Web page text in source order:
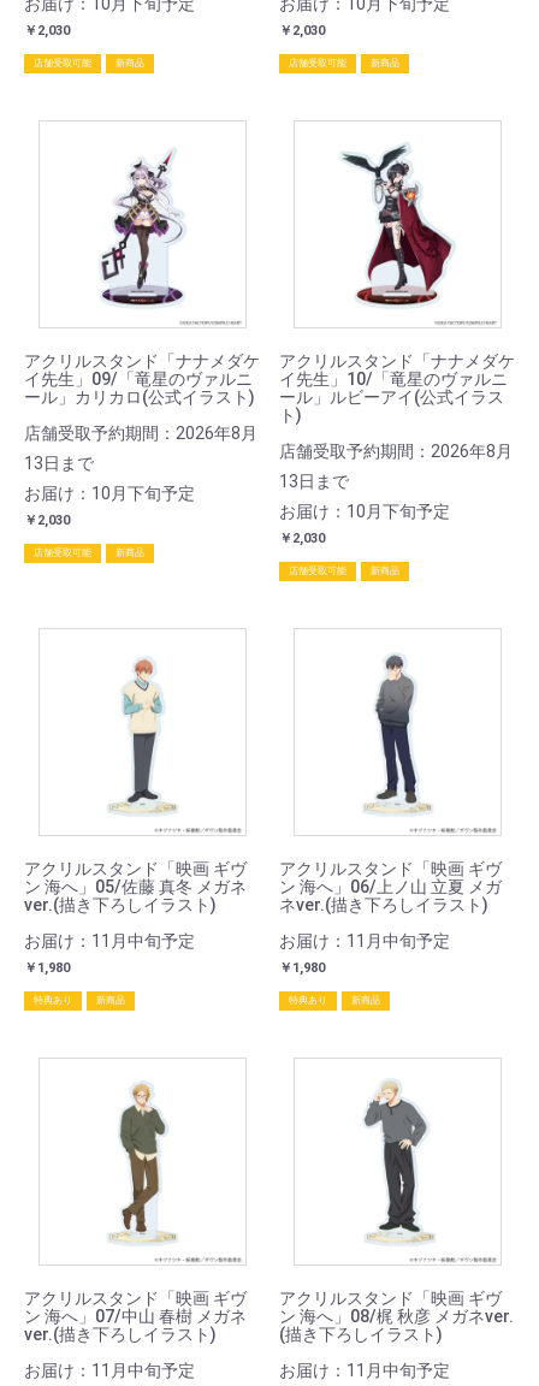
￥2,030
店舗受取可能 新商品
￥2,030
店舗受取可能 新商品
アクリルスタンド「ナナメダケ
イ先生」09/「竜星のヴァルニ
ール」カリカロ(公式イラスト)
店舗受取予約期間：2026年8月
13日まで
お届け：10月下旬予定
￥2,030
店舗受取可能 新商品
アクリルスタンド「ナナメダケ
イ先生」10/「竜星のヴァルニ
ール」ルビーアイ(公式イラス
ト)
店舗受取予約期間：2026年8月
13日まで
お届け：10月下旬予定
￥2,030
店舗受取可能 新商品
アクリルスタンド「映画 ギヴ
ン 海へ」05/佐藤 真冬 メガネ
ver.(描き下ろしイラスト)
お届け：11月中旬予定
￥1,980
特典あり 新商品
アクリルスタンド「映画 ギヴ
ン 海へ」06/上ノ山 立夏 メガ
ネver.(描き下ろしイラスト)
お届け：11月中旬予定
￥1,980
特典あり 新商品
アクリルスタンド「映画 ギヴ
ン 海へ」07/中山 春樹 メガネ
ver.(描き下ろしイラスト)
お届け：11月中旬予定
アクリルスタンド「映画 ギヴ
ン 海へ」08/梶 秋彦 メガネver.
(描き下ろしイラスト)
お届け：11月中旬予定